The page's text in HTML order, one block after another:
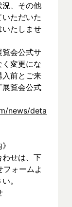
況、その他
ただいた
いたしませ
覧会公式サ
変更にな
入前とご来
展覧会公式
news/deta
わせは、下
ォームよ
。